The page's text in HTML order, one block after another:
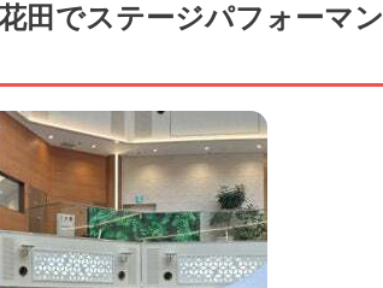
田でステージパフォーマン